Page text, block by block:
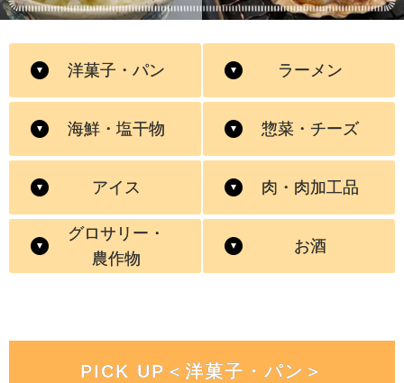
洋菓子・パン ラーメン
海鮮・塩干物 惣菜・チーズ
アイス 肉・肉加工品
グロサリー・
農作物
お酒
PICK UP＜洋菓子・パン＞